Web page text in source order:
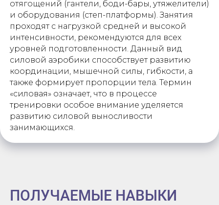
отягощений (гантели, боди-бары, утяжелители)
и оборудования (степ-платформы). Занятия
проходят с нагрузкой средней и высокой
интенсивности, рекомендуются для всех
уровней подготовленности. Данный вид
силовой аэробики способствует развитию
координации, мышечной силы, гибкости, а
также формирует пропорции тела. Термин
«силовая» означает, что в процессе
тренировки особое внимание уделяется
развитию силовой выносливости
занимающихся.
ПОЛУЧАЕМЫЕ НАВЫКИ